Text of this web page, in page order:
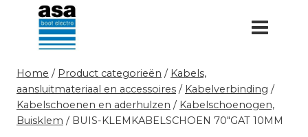
Doorgaan
inhoud
Home / Product categorieën / Kabels,
aansluitmateriaal en accessoires / Kabelverbinding /
Kabelschoenen en aderhulzen / Kabelschoenogen,
Buisklem / BUIS-KLEMKABELSCHOEN 70″GAT 10MM